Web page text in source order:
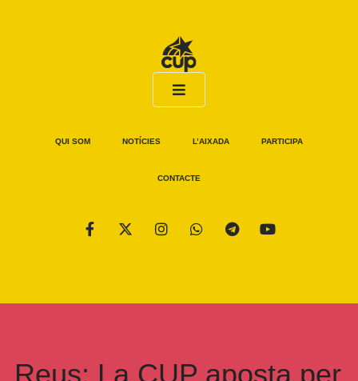
QUI SOM NOTÍCIES L’AIXADA PARTICIPA
CONTACTE
Reus: La CUP aposta per